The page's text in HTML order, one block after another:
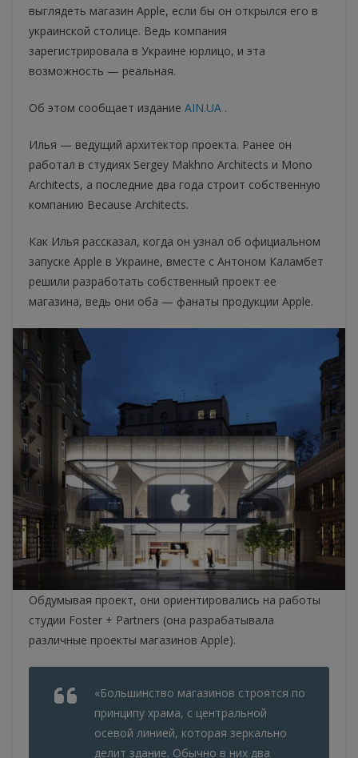
выглядеть магазин Apple, если бы он открылся его в
украинской столице. Ведь компания
зарегистрировала в Украине юрлицо, и эта
возможность — реальная.
Об этом сообщает издание AIN.UA .
Илья — ведущий архитектор проекта. Ранее он
работал в студиях Sergey Makhno Architects и Mono
Architects, а последние два года строит собственную
компанию Because Architects.
Как Илья рассказал, когда он узнал об официальном
запуске Apple в Украине, вместе с Антоном Каламбет
решили разработать собственный проект ее
магазина, ведь они оба — фанаты продукции Apple.
Обдумывая проект, они ориентировались на работы
студии Foster + Partners (она разрабатывала
различные проекты магазинов Apple).
«Большинство магазинов строятся по
принципу храма, с центральной
осевой линией, которая зеркально
делит здание. Обычно в них два